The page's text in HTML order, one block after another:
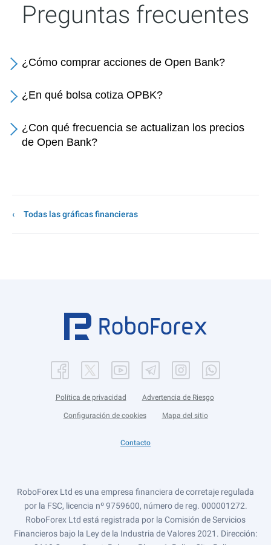
Preguntas frecuentes
¿Cómo comprar acciones de Open Bank?
¿En qué bolsa cotiza OPBK?
¿Con qué frecuencia se actualizan los precios
de Open Bank?
Todas las gráficas financieras
Política de privacidad Advertencia de Riesgo
Configuración de cookies Mapa del sitio
Contacto
RoboForex Ltd es una empresa financiera de corretaje regulada
por la FSC, licencia nº 9759600, número de reg. 000001272.
RoboForex Ltd está registrada por la Comisión de Servicios
Financieros bajo la Ley de la Industria de Valores 2021. Dirección: